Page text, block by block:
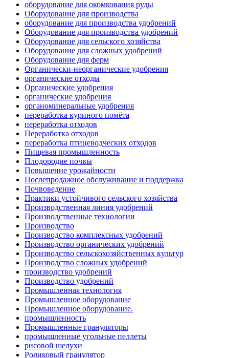
оборудование для окомкования руды
Оборудование для производства
оборудование для производства удобрений
Оборудование для производства удобрений
Оборудование для сельского хозяйства
Оборудование для сложных удобрений
Оборудование для ферм
Органически-неорганические удобрения
органические отходы
Органические удобрения
органические удобрения
органоминеральные удобрения
переработка куриного помёта
переработка отходов
Переработка отходов
переработка птицеводческих отходов
Пищевая промышленность
Плодородие почвы
Повышение урожайности
Послепродажное обслуживание и поддержка
Почвоведение
Практики устойчивого сельского хозяйства
Производственная линия удобрений
Производственные технологии
Производство
Производство комплексных удобрений
Производство органических удобрений
Производство сельскохозяйственных культур
Производство сложных удобрений
производство удобрений
Производство удобрений
Промышленная технология
Промышленное оборудование
Промышленное оборудование.
промышленность
Промышленные грануляторы
промышленные угольные пеллеты
рисовой шелухи
Роликовый гранулятор